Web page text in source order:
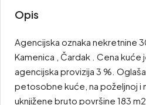
Opis
Agencijska oznaka nekretnine
Kamenica , Čardak . Cena
agencijska provizija 3 %.
petosobne kuće, na poželjnoj i
uknjižene bruto površine 183 m2